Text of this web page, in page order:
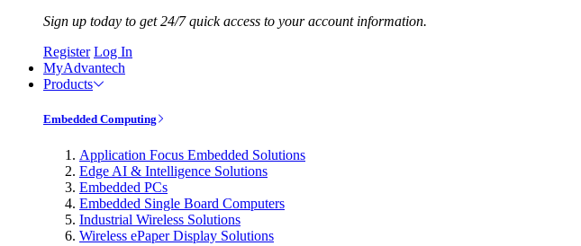
Sign up today to get 24/7 quick access to your account information.
Register Log In
MyAdvantech
Products
Embedded Computing
Application Focus Embedded Solutions
Edge AI & Intelligence Solutions
Embedded PCs
Embedded Single Board Computers
Industrial Wireless Solutions
Wireless ePaper Display Solutions